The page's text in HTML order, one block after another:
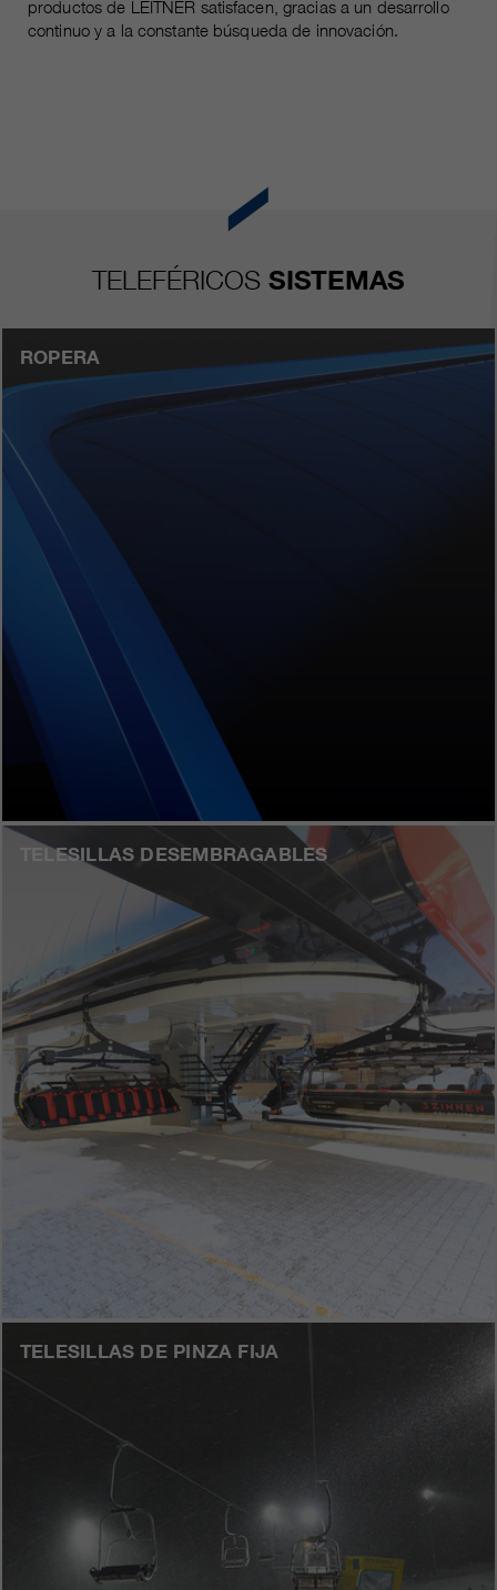
productos de LEITNER satisfacen, gracias a un desarrollo
continuo y a la constante búsqueda de innovación.
TELEFÉRICOS SISTEMAS
ROPERA
TELESILLAS DESEMBRAGABLES
TELESILLAS DE PINZA FIJA
fin
Usado para proteger contra el
Guarda la configuración de la
cookie seleccionada por el
Name
__utmc, __utmd, __utmz
fin
Estas cookies son utilizadas por
Google Analytics para recopilar
uso, incluida información personal
información, consulte la política de
privacidad de Google Analytics en
https:/policies.google.com/
privacy. que nos ayudan a mejorar